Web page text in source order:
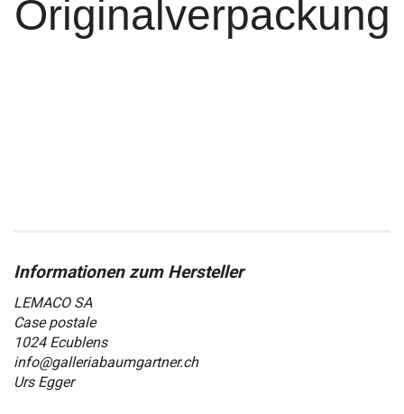
Originalverpackung
LEMACO SA
Case postale
1024 Ecublens
info@galleriabaumgartner.ch
Urs Egger